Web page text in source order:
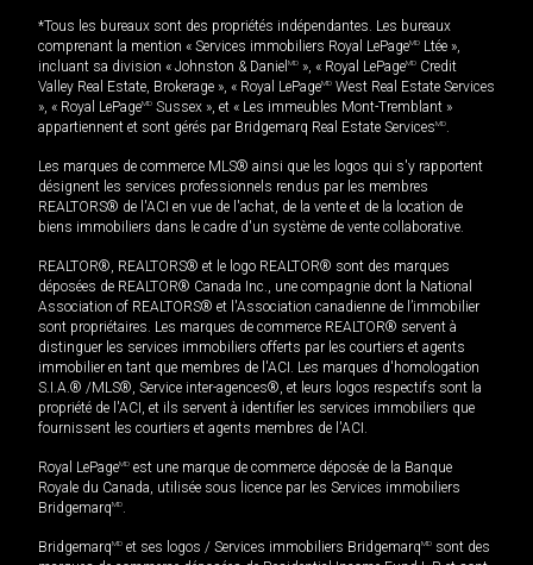
*Tous les bureaux sont des propriétés indépendantes. Les bureaux
comprenant la mention « Services immobiliers Royal LePageMD Ltée »,
incluant sa division « Johnston & Daniel MD », « Royal LePageMD Credit
Valley Real Estate, Brokerage », « Royal LePageMD West Real Estate Services
», « Royal LePageMD Sussex », et « Les immeubles Mont-Tremblant »
appartiennent et sont gérés par Bridgemarq Real Estate ServicesMD.
Les marques de commerce MLS® ainsi que les logos qui s'y rapportent
désignent les services professionnels rendus par les membres
REALTORS® de l'ACI en vue de l'achat, de la vente et de la location de
biens immobiliers dans le cadre d'un système de vente collaborative.
REALTOR®, REALTORS® et le logo REALTOR® sont des marques
déposées de REALTOR® Canada Inc., une compagnie dont la National
Association of REALTORS® et l'Association canadienne de l’immobilier
sont propriétaires. Les marques de commerce REALTOR® servent à
distinguer les services immobiliers offerts par les courtiers et agents
immobilier en tant que membres de l'ACI. Les marques d'homologation
S.I.A.® /MLS®, Service inter-agences®, et leurs logos respectifs sont la
propriété de l'ACI, et ils servent à identifier les services immobiliers que
fournissent les courtiers et agents membres de l'ACI.
Royal LePageMD est une marque de commerce déposée de la Banque
Royale du Canada, utilisée sous licence par les Services immobiliers
BridgemarqMD.
BridgemarqMD et ses logos / Services immobiliers BridgemarqMD sont des